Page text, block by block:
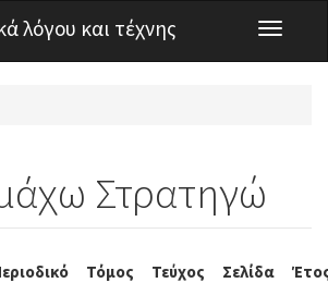
περιεχόμενο
λόγου και τέχνης
Toggle
Στρατηγώ
Τόμος Τεύχος Σελίδα